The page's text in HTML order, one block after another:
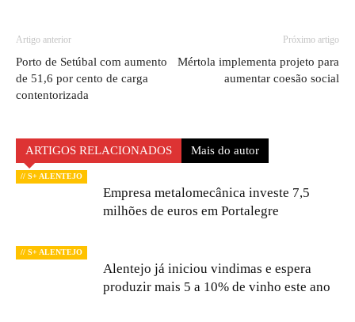
Artigo anterior
Porto de Setúbal com aumento
de 51,6 por cento de carga
contentorizada
Próximo artigo
Mértola implementa projeto para
aumentar coesão social
ARTIGOS RELACIONADOS Mais do autor
// S+ ALENTEJO
Empresa metalomecânica investe 7,5
milhões de euros em Portalegre
// S+ ALENTEJO
Alentejo já iniciou vindimas e espera
produzir mais 5 a 10% de vinho este ano